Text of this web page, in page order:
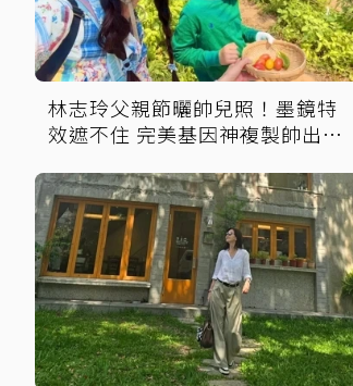
林志玲父親節曬帥兒照！墨鏡特
效遮不住 完美基因神複製帥出新